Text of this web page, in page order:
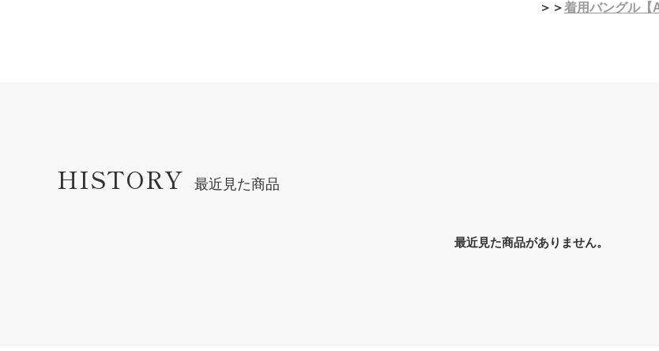
＞＞着用バングル【
HISTORY
最近見た商品がありません。